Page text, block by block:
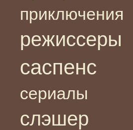
приключения
режиссеры
саспенс
сериалы
слэшер